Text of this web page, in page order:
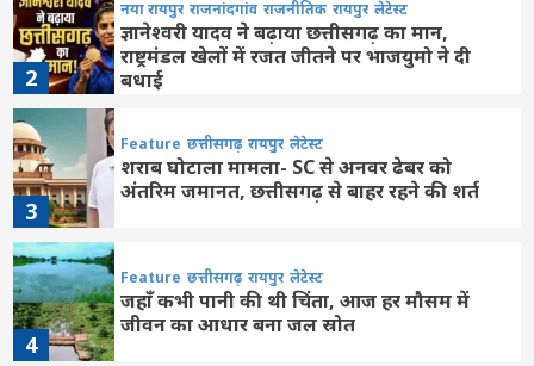
2
नया रायपुर राजनांदगांव राजनीतिक रायपुर लेटेस्ट
ज्ञानेश्वरी यादव ने बढ़ाया छत्तीसगढ़ का मान,
राष्ट्रमंडल खेलों में रजत जीतने पर भाजयुमो ने दी
बधाई
3
Feature छत्तीसगढ़ रायपुर लेटेस्ट
शराब घोटाला मामला- SC से अनवर ढेबर को
अंतरिम जमानत, छत्तीसगढ़ से बाहर रहने की शर्त
4
Feature छत्तीसगढ़ रायपुर लेटेस्ट
जहाँ कभी पानी की थी चिंता, आज हर मौसम में
जीवन का आधार बना जल स्रोत